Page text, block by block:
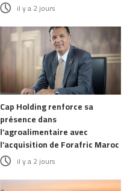
il y a 2 jours
Cap Holding renforce sa
présence dans
l’agroalimentaire avec
l’acquisition de Forafric Maroc
il y a 2 jours